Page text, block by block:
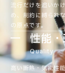
流行だけを追いか
め、制約に縛られ
の原点です。
性能
Quality
高い断熱・気密性